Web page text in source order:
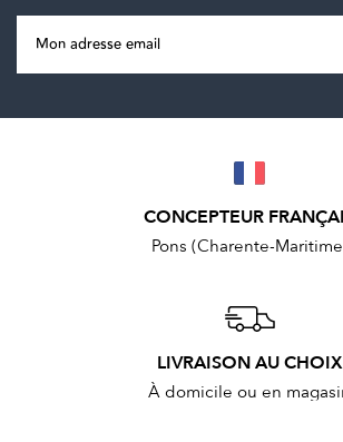
CONCEPTEUR
Pons (Charente-
LIVRAISON AU CHOIX
À domicile ou en